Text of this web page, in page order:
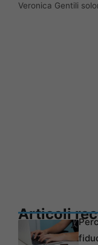
Veronica Gentili
Articoli